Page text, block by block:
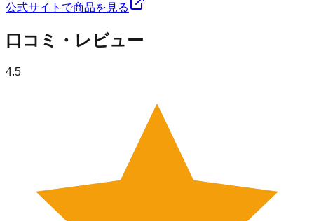
公式サイトで商品を見る
口コミ・レビュー
4.5